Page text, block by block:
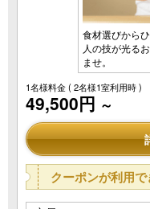
食材選びから
人の技が光る
ませ。
1名様料金( 2名様1室利用時 )
49,500円 ～
クーポンが利用で